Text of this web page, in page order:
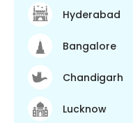
Hyderabad
Bangalore
Chandigarh
Lucknow